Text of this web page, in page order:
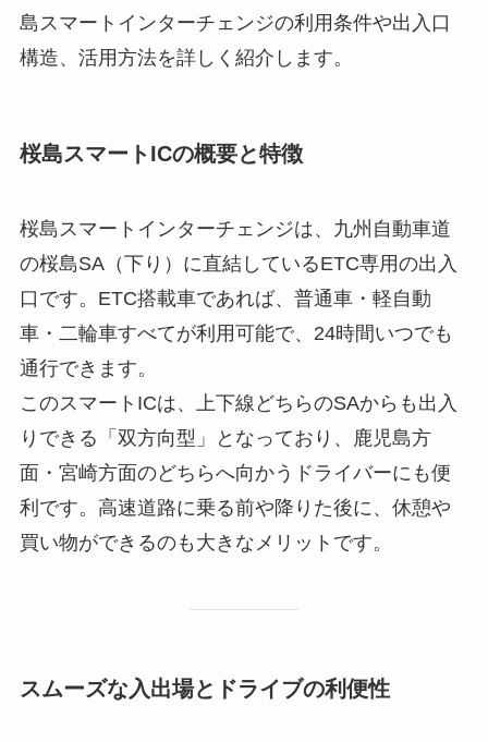
島スマートインターチェンジの利用条件や出入口
構造、活用方法を詳しく紹介します。
桜島スマートICの概要と特徴
桜島スマートインターチェンジは、九州自動車道
の桜島SA（下り）に直結しているETC専用の出入
口です。ETC搭載車であれば、普通車・軽自動
車・二輪車すべてが利用可能で、24時間いつでも
通行できます。
このスマートICは、上下線どちらのSAからも出入
りできる「双方向型」となっており、鹿児島方
面・宮崎方面のどちらへ向かうドライバーにも便
利です。高速道路に乗る前や降りた後に、休憩や
買い物ができるのも大きなメリットです。
スムーズな入出場とドライブの利便性